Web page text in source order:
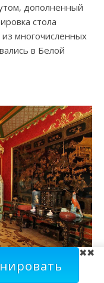
дополненный
стола
многочисленных
в Белой
✖